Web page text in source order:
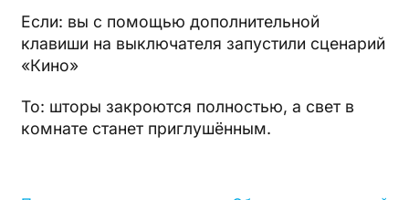
Если: вы с помощью дополнительной
клавиши на выключателя запустили сценарий
«Кино»
То: шторы закроются полностью, а свет в
комнате станет приглушённым.